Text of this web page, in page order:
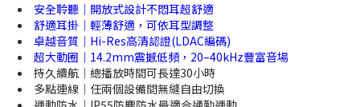
安全聆聽｜開放式設計不悶耳超舒適
舒適耳掛｜輕薄舒適，可依耳型調整
卓越音質｜Hi-Res高清認證(LDAC編碼)
超大動圈｜14.2mm震撼低頻，20–40kHz豐富音場
持久續航｜總播放時間可長達30小時
多點連線｜任兩個設備間無縫自由切換